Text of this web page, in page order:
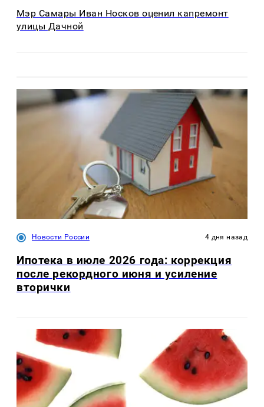
Мэр Самары Иван Носков оценил капремонт
улицы Дачной
Новости России 4 дня назад
Ипотека в июле 2026 года: коррекция
после рекордного июня и усиление
вторички